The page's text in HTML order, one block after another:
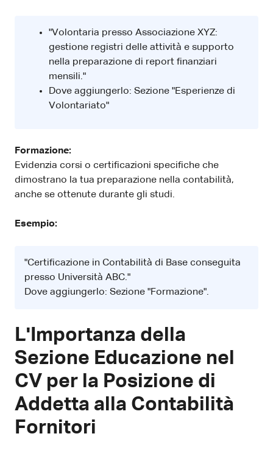
"Volontaria presso Associazione XYZ:
gestione registri delle attività e supporto
nella preparazione di report finanziari
mensili."
Dove aggiungerlo: Sezione "Esperienze di
Volontariato"
Formazione:
Evidenzia corsi o certificazioni specifiche che
dimostrano la tua preparazione nella contabilità,
anche se ottenute durante gli studi.
Esempio:
"Certificazione in Contabilità di Base conseguita
presso Università ABC."
Dove aggiungerlo: Sezione "Formazione".
L'Importanza della
Sezione Educazione nel
CV per la Posizione di
Addetta alla Contabilità
Fornitori